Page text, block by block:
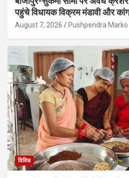
पहुंचे विधायक विक्रम मंडावी और
August 7, 2026 Pushpendra Marko
विविध